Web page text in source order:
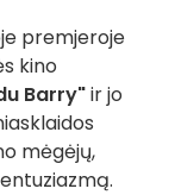
premjeroje
kino
Barry"ir jo
mėgėjų,